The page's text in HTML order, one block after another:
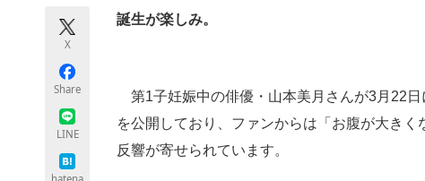
X
Share
LINE
誕生が楽しみ。
第1子妊娠中の俳優・山本美月さんが3月22日
を公開しており、ファンからは「お腹が大き
反響が寄せられています。